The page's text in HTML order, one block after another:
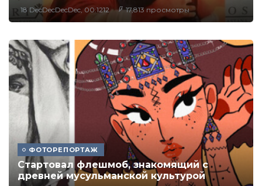
18 DecDecDecDec, 00:1212 17,813 просмотры
ФОТОРЕПОРТАЖ
Стартовал флешмоб, знакомящий с
древней мусульманской культурой